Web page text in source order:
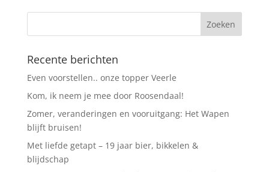
Recente berichten
Even voorstellen.. onze topper Veerle
Kom, ik neem je mee door Roosendaal!
Zomer, veranderingen en vooruitgang: Het Wapen
blijft bruisen!
Met liefde getapt – 19 jaar bier, bikkelen &
blijdschap